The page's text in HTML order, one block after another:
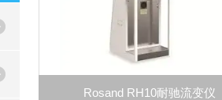
Rosand RH10耐驰流变仪